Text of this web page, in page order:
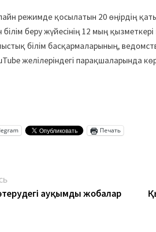
режимде қосылатын 20 өңірдің
білім беру жүйесінің 12 мың
білім басқармаларының,
желілеріндегі парақшаларында
Печать
запись:
ауқымды жобалар